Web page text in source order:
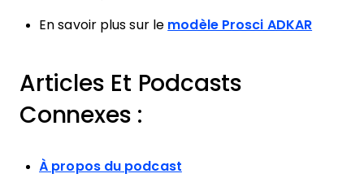
En savoir plus sur le modèle Prosci ADKAR
Articles Et Podcasts
Connexes :
À propos du podcast